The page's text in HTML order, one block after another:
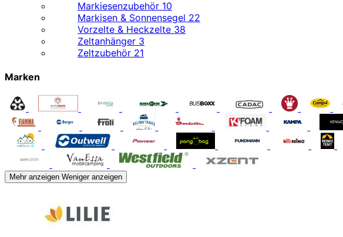
Markiesenzubehör 10
Markisen & Sonnensegel 22
Vorzelte & Heckzelte 38
Zeltanhänger 3
Zeltzubehör 21
Marken
Mehr anzeigen Weniger anzeigen